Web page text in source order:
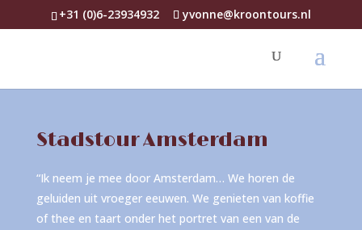
+31 (0)6-23934932 yvonne@kroontours.nl
Stadstour Amsterdam
“Ik neem je mee door Amsterdam… We horen de
geluiden uit vroeger eeuwen. We genieten van koffie
of thee en taart onder het portret van een van de